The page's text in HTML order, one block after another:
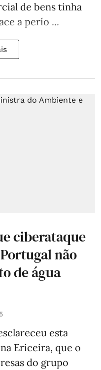
de bens tinha
a perío ...
ciberataque
não
de água
esta
Ericeira, que o
do grupo